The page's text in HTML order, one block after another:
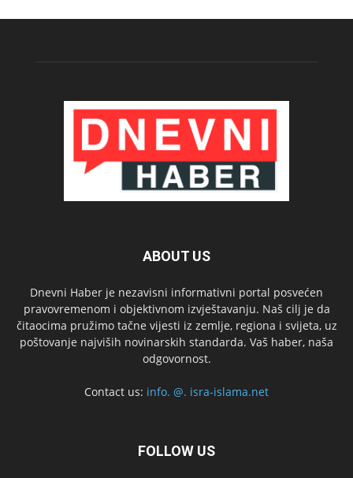
ABOUT US
Dnevni Haber je nezavisni informativni portal posvećen
pravovremenom i objektivnom izvještavanju. Naš cilj je da
čitaocima pružimo tačne vijesti iz zemlje, regiona i svijeta, uz
poštovanje najviših novinarskih standarda. Vaš haber, naša
odgovornost.
Contact us: info. @. isra-islama.net
FOLLOW US